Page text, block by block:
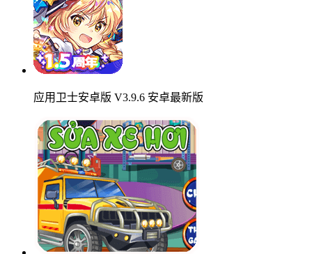
应用卫士安卓版 V3.9.6 安卓最新版